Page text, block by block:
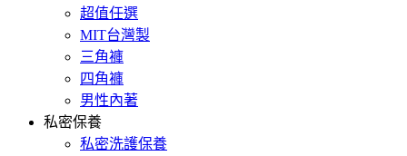
超值任選
MIT台灣製
三角褲
四角褲
男性內著
私密保養
私密洗護保養